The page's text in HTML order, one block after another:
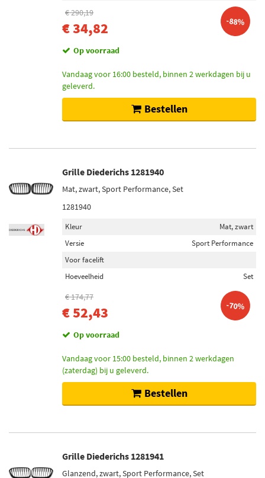
Blic (914)
Mijnautoonderdelen (10)
Categorieën
Grille styling (10)
Links voor (606)
Rechts voor (389)
Voor (190)
Links (53)
Op voorraad (1383)
Niet op voorraad (590)
€ 290,19
€ 34,82 -88%
Op voorraad
Vandaag voor 16:00 besteld, binnen 2 werkdagen bij u
geleverd.
Bestellen
Grille Diederichs 1281940
Mat, zwart, Sport Performance, Set
1281940
Kleur
Mat, zwart
Versie
Sport Performance
Voor facelift
Hoeveelheid
Set
€ 174,77
€ 52,43 -70%
Op voorraad
Vandaag voor 15:00 besteld, binnen 2 werkdagen
(zaterdag) bij u geleverd.
Bestellen
Grille Diederichs 1281941
Glanzend, zwart, Sport Performance, Set